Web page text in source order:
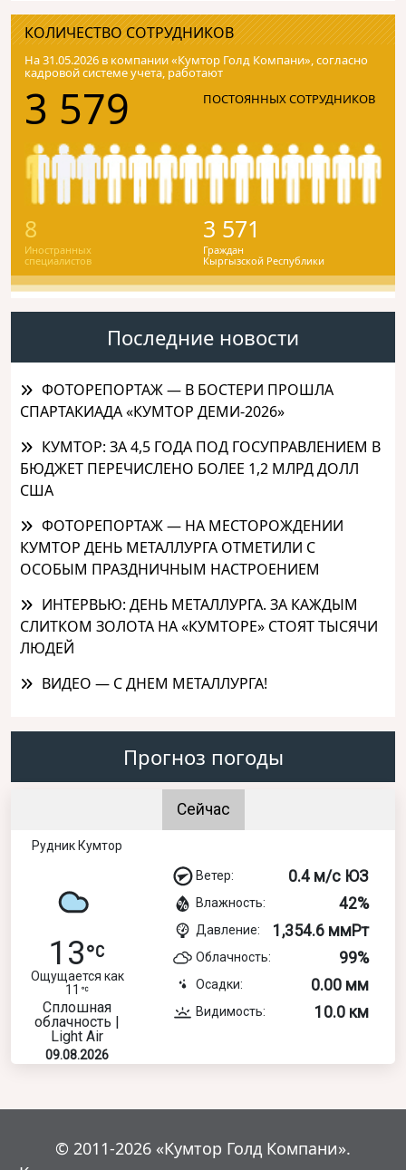
КОЛИЧЕСТВО СОТРУДНИКОВ
На 31.05.2026 в компании «Кумтор Голд Компани», согласно
кадровой системе учета, работают
3 579 ПОСТОЯННЫХ СОТРУДНИКОВ
8
Иностранных
специалистов
3 571
Граждан
Кыргызской Республики
Последние новости
ФОТОРЕПОРТАЖ — В БОСТЕРИ ПРОШЛА
СПАРТАКИАДА «КУМТОР ДЕМИ-2026»
КУМТОР: ЗА 4,5 ГОДА ПОД ГОСУПРАВЛЕНИЕМ В
БЮДЖЕТ ПЕРЕЧИСЛЕНО БОЛЕЕ 1,2 МЛРД ДОЛЛ
США
ФОТОРЕПОРТАЖ — НА МЕСТОРОЖДЕНИИ
КУМТОР ДЕНЬ МЕТАЛЛУРГА ОТМЕТИЛИ С
ОСОБЫМ ПРАЗДНИЧНЫМ НАСТРОЕНИЕМ
ИНТЕРВЬЮ: ДЕНЬ МЕТАЛЛУРГА. ЗА КАЖДЫМ
СЛИТКОМ ЗОЛОТА НА «КУМТОРЕ» СТОЯТ ТЫСЯЧИ
ЛЮДЕЙ
ВИДЕО — С ДНЕМ МЕТАЛЛУРГА!
Прогноз погоды
Сейчас
Рудник Кумтор
13
Ощущается как
11
Сплошная
облачность |
Light Air
09.08.2026
Ветер: 0.4 м/с ЮЗ
Влажность: 42%
Давление: 1,354.6 ммРт
Облачность: 99%
Осадки: 0.00 мм
Видимость: 10.0 км
© 2011-2026 «Кумтор Голд Компани».